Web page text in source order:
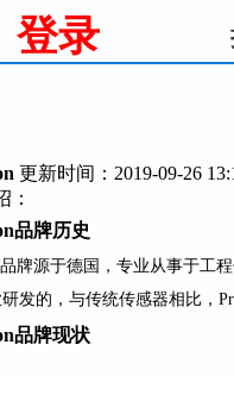
登录
更新时间：2019-09-26
：
品牌历史
品牌源于德国，专业从事于工
发的，与传统传感器相比，
品牌现状